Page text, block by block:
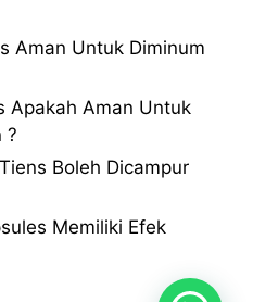
Aman Untuk Diminum
Apakah Aman Untuk
?
Boleh Dicampur
Memiliki Efek